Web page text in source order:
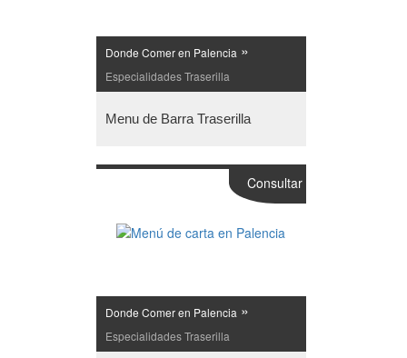
Donde Comer en Palencia »
Especialidades Traserilla
Menu de Barra Traserilla
Donde Comer en Palencia »
Especialidades Traserilla
Consultar